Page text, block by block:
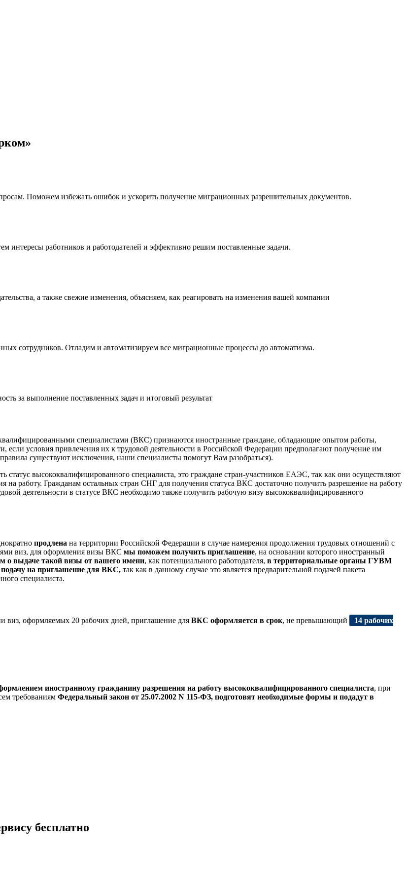
Поможем избежать ошибок и ускорить получение миграционных разрешительных документов.
интересы работников и работодателей и эффективно решим поставленные задачи.
а также свежие изменения, объясняем, как реагировать на изменения вашей компании
сотрудников. Отладим и автоматизируем все миграционные процессы до автоматизма.
за выполнение поставленных задач и итоговый результат
специалистами (ВКС) признаются иностранные граждане, обладающие опытом работы,
условия привлечения их к трудовой деятельности в Российской Федерации предполагают получение им
существуют исключения, наши специалисты помогут Вам разобраться).
статус высококвалифицированного специалиста, это граждане стран-участников ЕАЭС, так как они осуществляют
на работу. Гражданам остальных стран СНГ для получения статуса ВКС достаточно получить разрешение на работу
деятельности в статусе ВКС необходимо также получить рабочую визу высококвалифицированного
продлена на территории Российской Федерации в случае намерения продолжения трудовых отношений с
виз, для оформления визы ВКС мы поможем получить приглашение, на основании которого иностранный
о выдаче такой визы от вашего имени, как потенциального работодателя, в территориальные органы ГУВМ
подачу на приглашение для ВКС, так как в данному случае это является предварительной подачей пакета
специалиста.
виз, оформляемых 20 рабочих дней, приглашение для ВКС оформляется в срок, не превышающий
14 рабочих
иностранному гражданину разрешения на работу высококвалифицированного специалиста, при
требованиям Федеральный закон от 25.07.2002 N 115-ФЗ, подготовят необходимые формы и подадут в
бесплатно